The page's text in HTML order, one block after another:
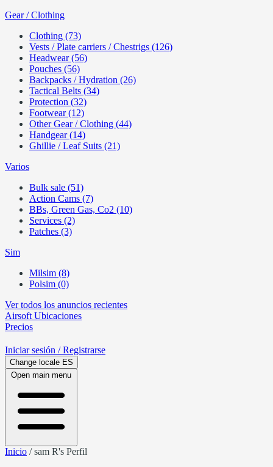
Gear / Clothing
Clothing (73)
Vests / Plate carriers / Chestrigs (126)
Headwear (56)
Pouches (56)
Backpacks / Hydration (26)
Tactical Belts (34)
Protection (32)
Footwear (12)
Other Gear / Clothing (44)
Handgear (14)
Ghillie / Leaf Suits (21)
Varios
Bulk sale (51)
Action Cams (7)
BBs, Green Gas, Co2 (10)
Services (2)
Patches (3)
Sim
Milsim (8)
Polsim (0)
Ver todos los anuncios recientes
Airsoft Ubicaciones
Precios
Iniciar sesión / Registrarse
Change locale ES
Open main menu
Inicio /sam R's Perfil